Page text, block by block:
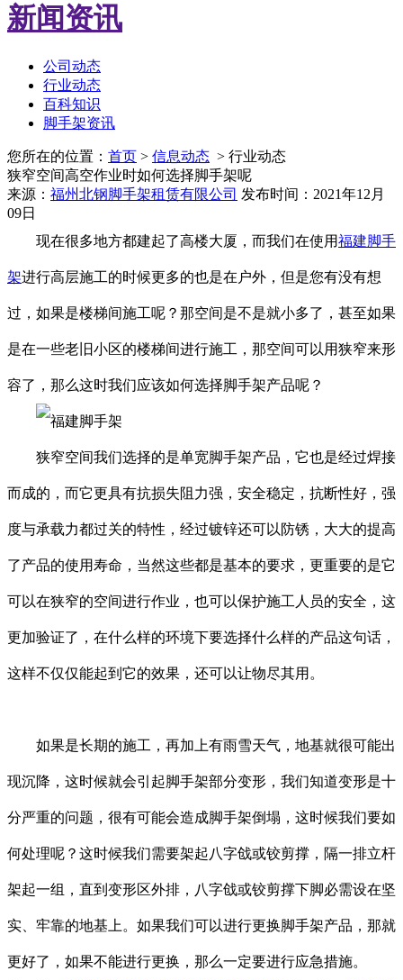
新闻资讯
公司动态
行业动态
百科知识
脚手架资讯
您所在的位置： 首页 > 信息动态 > 行业动态
狭窄空间高空作业时如何选择脚手架呢
来源： 福州北钢脚手架租赁有限公司 发布时间：2021年12月
09日
现在很多地方都建起了高楼大厦，而我们在使用福建脚手
架进行高层施工的时候更多的也是在户外，但是您有没有想
过，如果是楼梯间施工呢？那空间是不是就小多了，甚至如果
是在一些老旧小区的楼梯间进行施工，那空间可以用狭窄来形
容了，那么这时我们应该如何选择脚手架产品呢？
狭窄空间我们选择的是单宽脚手架产品，它也是经过焊接
而成的，而它更具有抗损失阻力强，安全稳定，抗断性好，强
度与承载力都过关的特性，经过镀锌还可以防锈，大大的提高
了产品的使用寿命，当然这些都是基本的要求，更重要的是它
可以在狭窄的空间进行作业，也可以保护施工人员的安全，这
更加验证了，在什么样的环境下要选择什么样的产品这句话，
这样不仅仅能起到它的效果，还可以让物尽其用。
如果是长期的施工，再加上有雨雪天气，地基就很可能出
现沉降，这时候就会引起脚手架部分变形，我们知道变形是十
分严重的问题，很有可能会造成脚手架倒塌，这时候我们要如
何处理呢？这时候我们需要架起八字戗或铰剪撑，隔一排立杆
架起一组，直到变形区外排，八字戗或铰剪撑下脚必需设在坚
实、牢靠的地基上。如果我们可以进行更换脚手架产品，那就
更好了，如果不能进行更换，那么一定要进行应急措施。